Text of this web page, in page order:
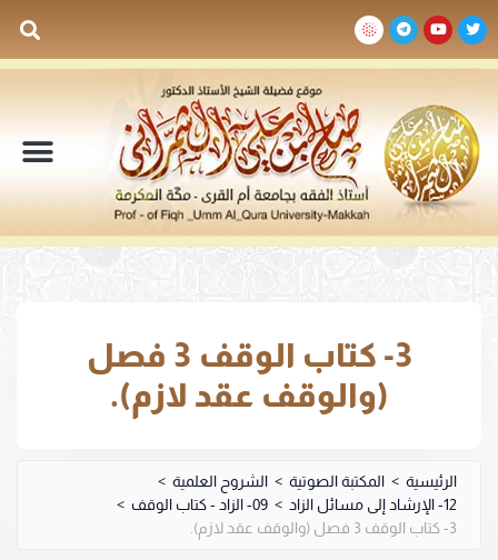
3- كتاب الوقف 3 فصل
(والوقف عقد لازم).
الرئيسية > المكتبة الصوتية > الشروح العلمية >
12- الإرشاد إلى مسائل الزاد
> 09- الزاد - كتاب الوقف
>
3- كتاب الوقف 3 فصل (والوقف عقد لازم).